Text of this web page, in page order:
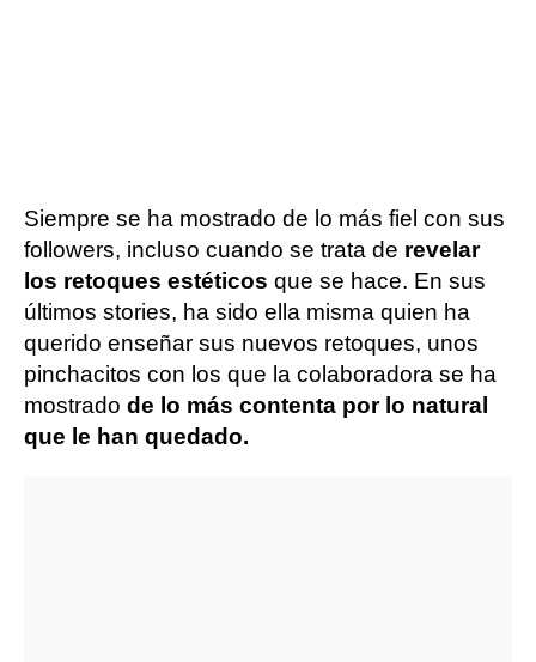
Siempre se ha mostrado de lo más fiel con sus
followers, incluso cuando se trata de revelar
los retoques estéticos que se hace. En sus
últimos stories, ha sido ella misma quien ha
querido enseñar sus nuevos retoques, unos
pinchacitos con los que la colaboradora se ha
mostrado de lo más contenta por lo natural
que le han quedado.